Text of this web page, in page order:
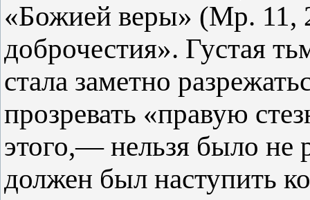
«Божией веры» (Мр. 11,
доброчестия». Густая
стала заметно
прозревать «правую
этого,— нельзя было не
должен был наступить